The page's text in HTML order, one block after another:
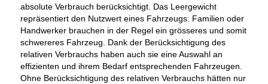
absolute Verbrauch berücksichtigt. Das Leergewicht
repräsentiert den Nutzwert eines Fahrzeugs: Familien oder
Handwerker brauchen in der Regel ein grösseres und somit
schwereres Fahrzeug. Dank der Berücksichtigung des
relativen Verbrauchs haben auch sie eine Auswahl an
effizienten und ihrem Bedarf entsprechenden Fahrzeugen.
Ohne Berücksichtigung des relativen Verbrauchs hätten nur